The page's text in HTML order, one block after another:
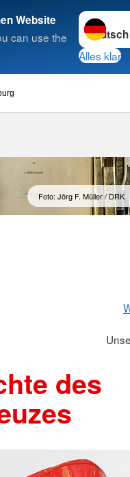
Website
can use the
Sprache
Alles klar
Suche
Foto: Jörg F. Müller / DRK
des